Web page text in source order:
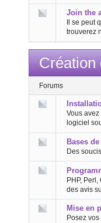
Join the
Il se peut
trouverez
Création
Forums
Vous
logiciel
Bases
Des
PHP,
des avis
Mise en
Posez